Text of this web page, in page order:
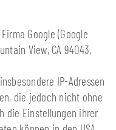
Google (Google
View, CA 94043,
IP-Adressen
die jedoch nicht ohne
die Einstellungen ihrer